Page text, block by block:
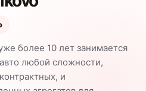
более 10 лет занимается
любой сложности,
и